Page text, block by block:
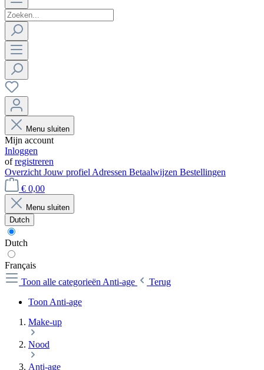
Menu sluiten
Mijn account
Inloggen
ofregistreren
Overzicht Jouw profiel Adressen Betaalwijzen Bestellingen
€ 0,00
Menu sluiten
Dutch
Dutch
Français
Toon alle categorieën Anti-age
Terug
Toon Anti-age
Make-up
Nood
Anti-age